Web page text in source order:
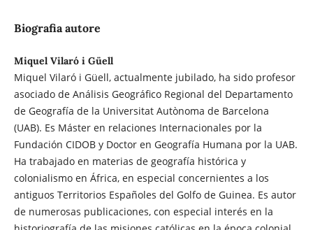
Biografia autore
Miquel Vilaró i Güell
Miquel Vilaró i Güell, actualmente jubilado, ha sido profesor
asociado de Análisis Geográfico Regional del Departamento
de Geografía de la Universitat Autònoma de Barcelona
(UAB). Es Máster en relaciones Internacionales por la
Fundación CIDOB y Doctor en Geografía Humana por la UAB.
Ha trabajado en materias de geografía histórica y
colonialismo en África, en especial concernientes a los
antiguos Territorios Españoles del Golfo de Guinea. Es autor
de numerosas publicaciones, con especial interés en la